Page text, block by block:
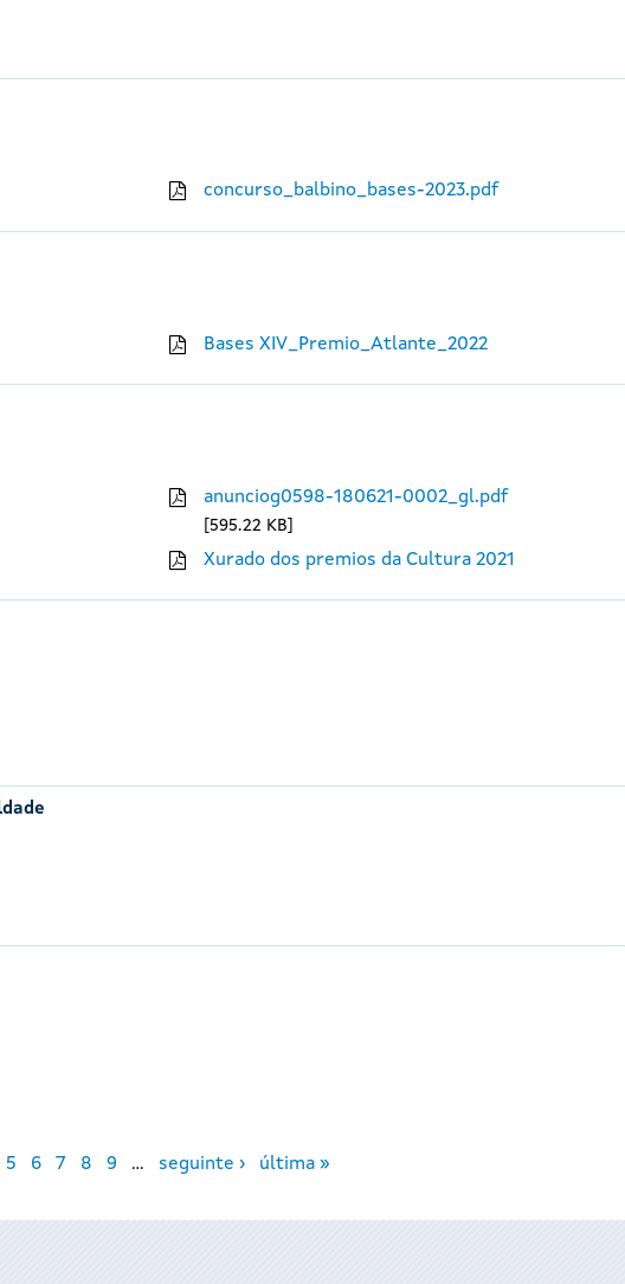
concurso_balbino_bases-2023.pdf
Bases XIV_Premio_Atlante_2022
anunciog0598-180621-0002_gl.pdf
595.22 KB
Xurado dos premios da Cultura 2021
5 6 7 8 9 … seguinte › última »